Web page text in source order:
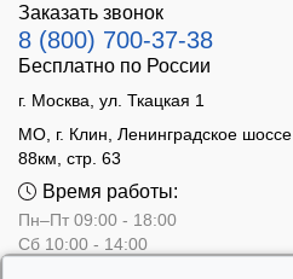
Заказать звонок
8 (800) 700-37-38
Бесплатно по России
г. Москва, ул. Ткацкая 1
МО, г. Клин, Ленинградское шоссе
88км, стр. 63
Время работы:
Пн–Пт 09:00 - 18:00
Сб 10:00 - 14:00